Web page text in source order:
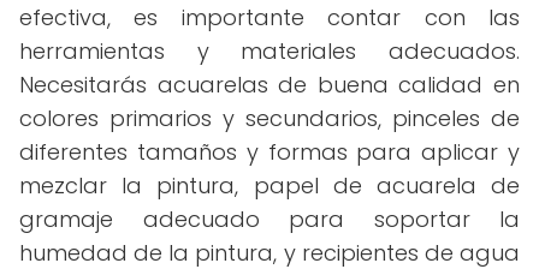
efectiva, es importante contar con las
herramientas y materiales adecuados.
Necesitarás acuarelas de buena calidad en
colores primarios y secundarios, pinceles de
diferentes tamaños y formas para aplicar y
mezclar la pintura, papel de acuarela de
gramaje adecuado para soportar la
humedad de la pintura, y recipientes de agua